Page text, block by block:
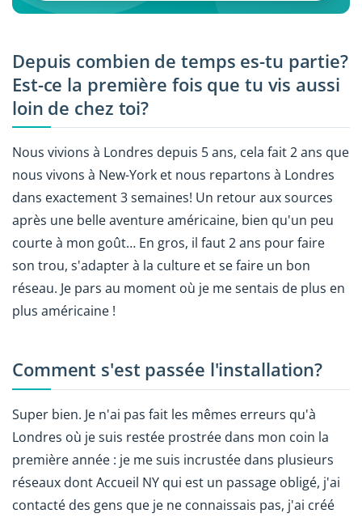
Depuis combien de temps es-tu partie?
Est-ce la première fois que tu vis aussi
loin de chez toi?
Nous vivions à Londres depuis 5 ans, cela fait 2 ans que
nous vivons à New-York et nous repartons à Londres
dans exactement 3 semaines! Un retour aux sources
après une belle aventure américaine, bien qu'un peu
courte à mon goût… En gros, il faut 2 ans pour faire
son trou, s'adapter à la culture et se faire un bon
réseau. Je pars au moment où je me sentais de plus en
plus américaine !
Comment s'est passée l'installation?
Super bien. Je n'ai pas fait les mêmes erreurs qu'à
Londres où je suis restée prostrée dans mon coin la
première année : je me suis incrustée dans plusieurs
réseaux dont Accueil NY qui est un passage obligé, j'ai
contacté des gens que je ne connaissais pas, j'ai créé